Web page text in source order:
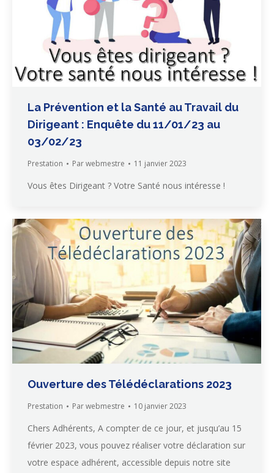
La Prévention et la Santé au Travail du
Dirigeant : Enquête du 11/01/23 au
03/02/23
Prestation Parwebmestre 11 janvier 2023
Vous êtes Dirigeant ? Votre Santé nous intéresse !
Ouverture des Télédéclarations 2023
Prestation Parwebmestre 10 janvier 2023
Chers Adhérents, A compter de ce jour, et jusqu’au 15
février 2023, vous pouvez réaliser votre déclaration sur
votre espace adhérent, accessible depuis notre site